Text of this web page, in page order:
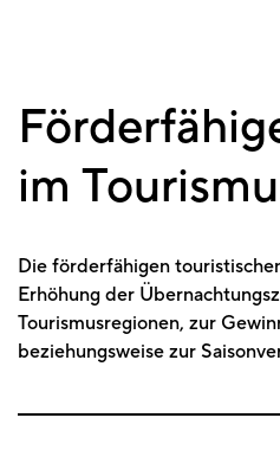
im
Die förderfähigen
Erhöhung der
Tourismusregionen, zur
beziehungsweise zur